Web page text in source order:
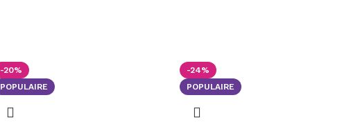
-20%
POPULAIRE
-24%
POPULAIRE